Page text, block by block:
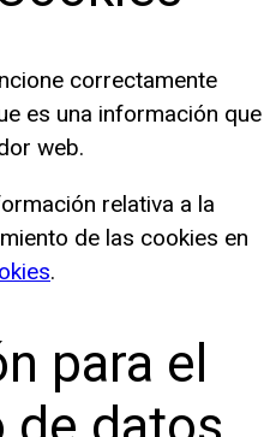
correctamente
es una información que
web.
relativa a la
de las cookies en
.
para el